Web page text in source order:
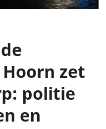
zet
politie
en